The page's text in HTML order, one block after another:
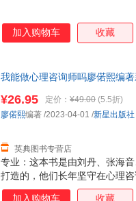
加入购物车 收藏
我能做心理咨询师吗廖偌熙编著
专业：这本书是由刘丹、张海
打造的，他们长年坚守在心理
实现状，不美化，不忽悠，让
¥26.95 定价： ¥49.00 (5.5折)
英典图书专营店
廖偌熙编著 /2023-04-01 /新星出版社
加入购物车 收藏